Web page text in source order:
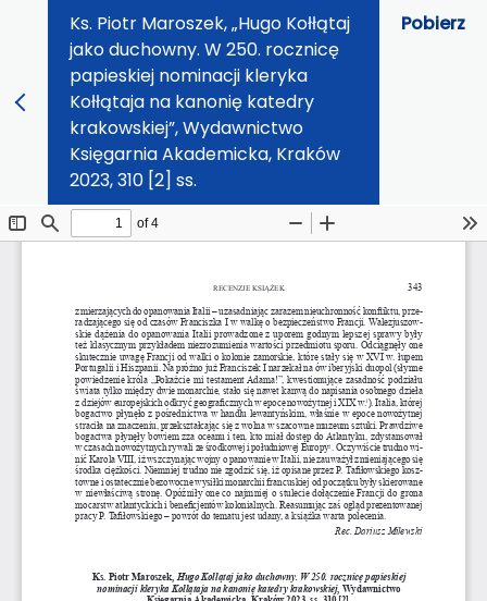
Ks. Piotr Maroszek, „Hugo Kołłątaj
jako duchowny. W 250. rocznicę
papieskiej nominacji kleryka
Kołłątaja na kanonię katedry
krakowskiej”, Wydawnictwo
Księgarnia Akademicka, Kraków
2023, 310 [2] ss.
Pobierz